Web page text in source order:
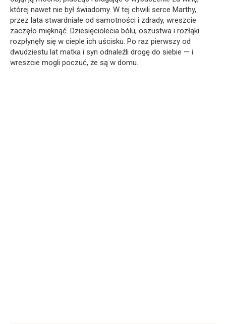
której nawet nie był świadomy. W tej chwili serce Marthy,
przez lata stwardniałe od samotności i zdrady, wreszcie
zaczęło mięknąć. Dziesięciolecia bólu, oszustwa i rozłąki
rozpłynęły się w cieple ich uścisku. Po raz pierwszy od
dwudziestu lat matka i syn odnaleźli drogę do siebie — i
wreszcie mogli poczuć, że są w domu.